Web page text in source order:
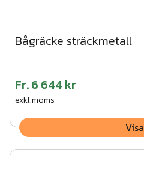
Bågräcke sträckmetall
Fr.6 644 kr
exkl.moms
Visa